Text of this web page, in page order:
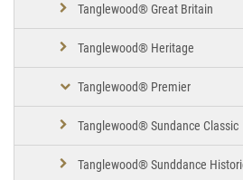
Tanglewood® Great Britain
Tanglewood® Heritage
Tanglewood® Premier
Tanglewood® Sundance Classic
Tanglewood® Sunddance